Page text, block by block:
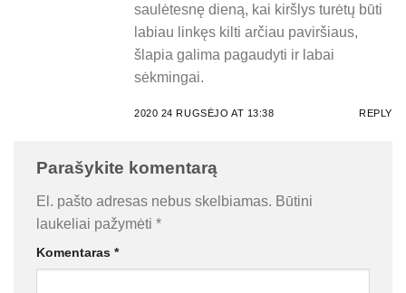
saulėtesnę dieną, kai kiršlys turėtų būti
labiau linkęs kilti arčiau paviršiaus,
šlapia galima pagaudyti ir labai
sėkmingai.
2020 24 RUGSĖJO AT 13:38 REPLY
Parašykite komentarą
El. pašto adresas nebus skelbiamas. Būtini
laukeliai pažymėti *
Komentaras *